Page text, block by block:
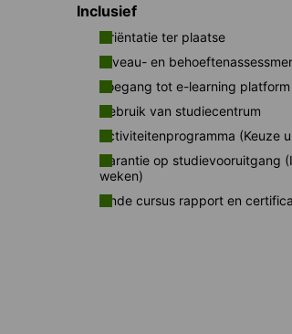
Inclusief
Oriëntatie ter plaatse
Niveau- en
Toegang tot e-learning platform
Gebruik van studiecentrum
Activiteitenprogramma (Keuze
Garantie op studievooruitgang
weken)
Einde cursus rapport en